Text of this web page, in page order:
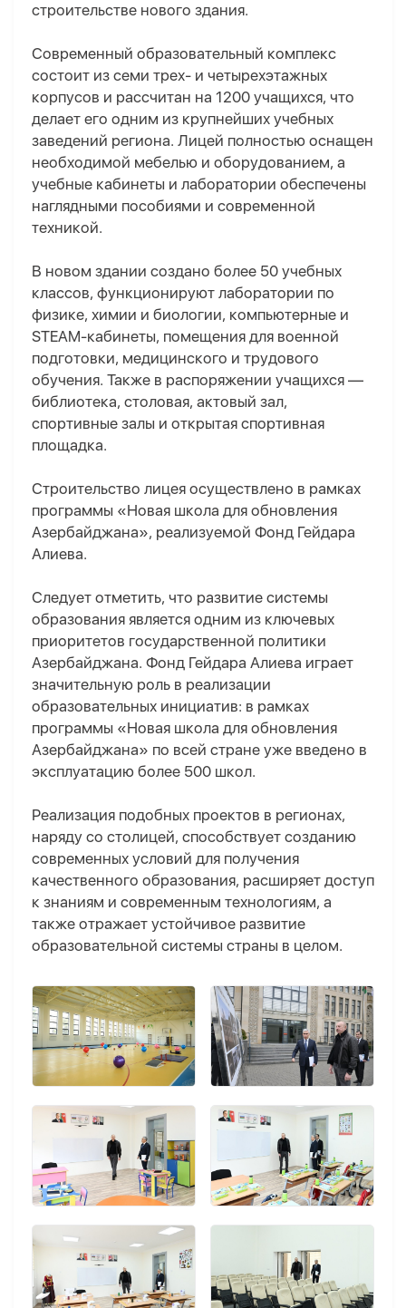
строительстве нового здания.
Современный образовательный комплекс
состоит из семи трех- и четырехэтажных
корпусов и рассчитан на 1200 учащихся, что
делает его одним из крупнейших учебных
заведений региона. Лицей полностью оснащен
необходимой мебелью и оборудованием, а
учебные кабинеты и лаборатории обеспечены
наглядными пособиями и современной
техникой.
В новом здании создано более 50 учебных
классов, функционируют лаборатории по
физике, химии и биологии, компьютерные и
STEAM-кабинеты, помещения для военной
подготовки, медицинского и трудового
обучения. Также в распоряжении учащихся —
библиотека, столовая, актовый зал,
спортивные залы и открытая спортивная
площадка.
Строительство лицея осуществлено в рамках
программы «Новая школа для обновления
Азербайджана», реализуемой Фонд Гейдара
Алиева.
Следует отметить, что развитие системы
образования является одним из ключевых
приоритетов государственной политики
Азербайджана. Фонд Гейдара Алиева играет
значительную роль в реализации
образовательных инициатив: в рамках
программы «Новая школа для обновления
Азербайджана» по всей стране уже введено в
эксплуатацию более 500 школ.
Реализация подобных проектов в регионах,
наряду со столицей, способствует созданию
современных условий для получения
качественного образования, расширяет доступ
к знаниям и современным технологиям, а
также отражает устойчивое развитие
образовательной системы страны в целом.